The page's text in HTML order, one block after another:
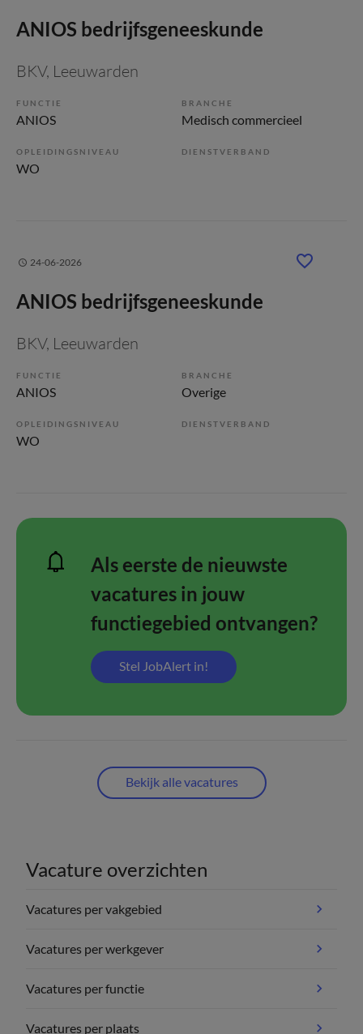
ANIOS bedrijfsgeneeskunde
BKV, Leeuwarden
FUNCTIE
ANIOS
BRANCHE
Medisch commercieel
OPLEIDINGSNIVEAU
WO
DIENSTVERBAND
24-06-2026
ANIOS bedrijfsgeneeskunde
BKV, Leeuwarden
FUNCTIE
ANIOS
BRANCHE
Overige
OPLEIDINGSNIVEAU
WO
DIENSTVERBAND
Als eerste de nieuwste
vacatures in jouw
functiegebied ontvangen?
Stel JobAlert in!
Bekijk alle vacatures
Vacature overzichten
Vacatures per vakgebied
Vacatures per werkgever
Vacatures per functie
Vacatures per plaats